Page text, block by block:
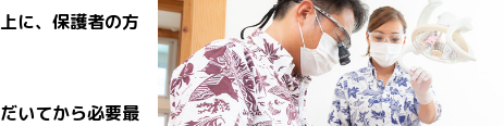
に、保護者の方
いてから必要最